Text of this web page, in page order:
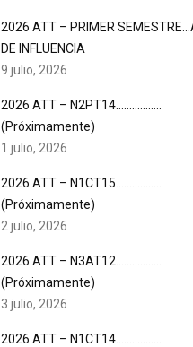
2026 ATT – PRIMER
DE INFLUENCIA
9 julio, 2026
2026 ATT – N2PT14……………..
(Próximamente)
1 julio, 2026
2026 ATT – N1CT15……………..
(Próximamente)
2 julio, 2026
2026 ATT – N3AT12……………..
(Próximamente)
3 julio, 2026
2026 ATT – N1CT14……………..